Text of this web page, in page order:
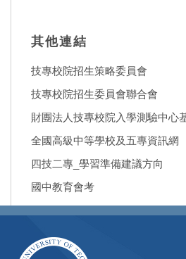
其他連結
技專校院招生策略委員會
技專校院招生委員會聯合會
財團法人技專校院入學測驗中心
全國高級中等學校及五專資訊網
四技二專_學習準備建議方向
國中教育會考